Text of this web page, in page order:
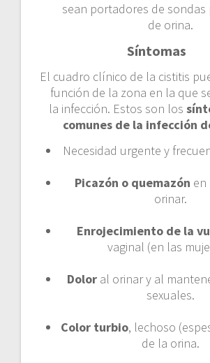
sean portadores de sondas
de orina.
Síntomas
El cuadro clínico de la cistitis
función de la zona en la que
la infección. Estos son los
comunes de la infección
Necesidad urgente y
Picazón o quemazón en
orinar.
Enrojecimiento de la
vaginal (en las
Doloral orinar y al
sexuales.
Color turbio, lechoso
de la orina.